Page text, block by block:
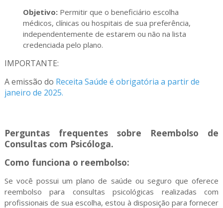
Objetivo: Permitir que o beneficiário escolha
médicos, clínicas ou hospitais de sua preferência,
independentemente de estarem ou não na lista
credenciada pelo plano.
IMPORTANTE:
A emissão do Receita Saúde é obrigatória a partir de
janeiro de 2025.
Perguntas frequentes sobre Reembolso de
Consultas com Psicóloga.
Como funciona o reembolso:
Se você possui um plano de saúde ou seguro que oferece
reembolso para consultas psicológicas realizadas com
profissionais de sua escolha, estou à disposição para fornecer